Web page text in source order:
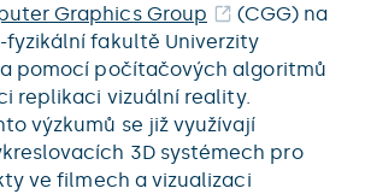
Graphics Group
(CGG) na
fakultě Univerzity
pomocí počítačových algoritmů
replikaci vizuální reality.
výzkumů se již využívají
3D systémech pro
ve filmech a vizualizaci